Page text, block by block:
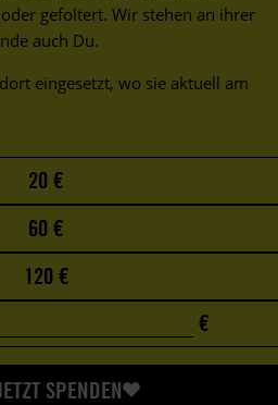
gefoltert. Wir stehen an ihrer
auch Du.
eingesetzt, wo sie aktuell am
20 €
60 €
120 €
€
€
Custom
amount
SPENDEN